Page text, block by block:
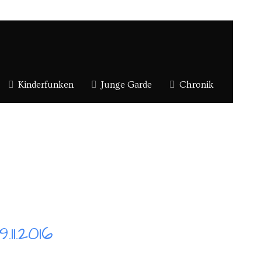
Kinderfunken Junge Garde Chronik